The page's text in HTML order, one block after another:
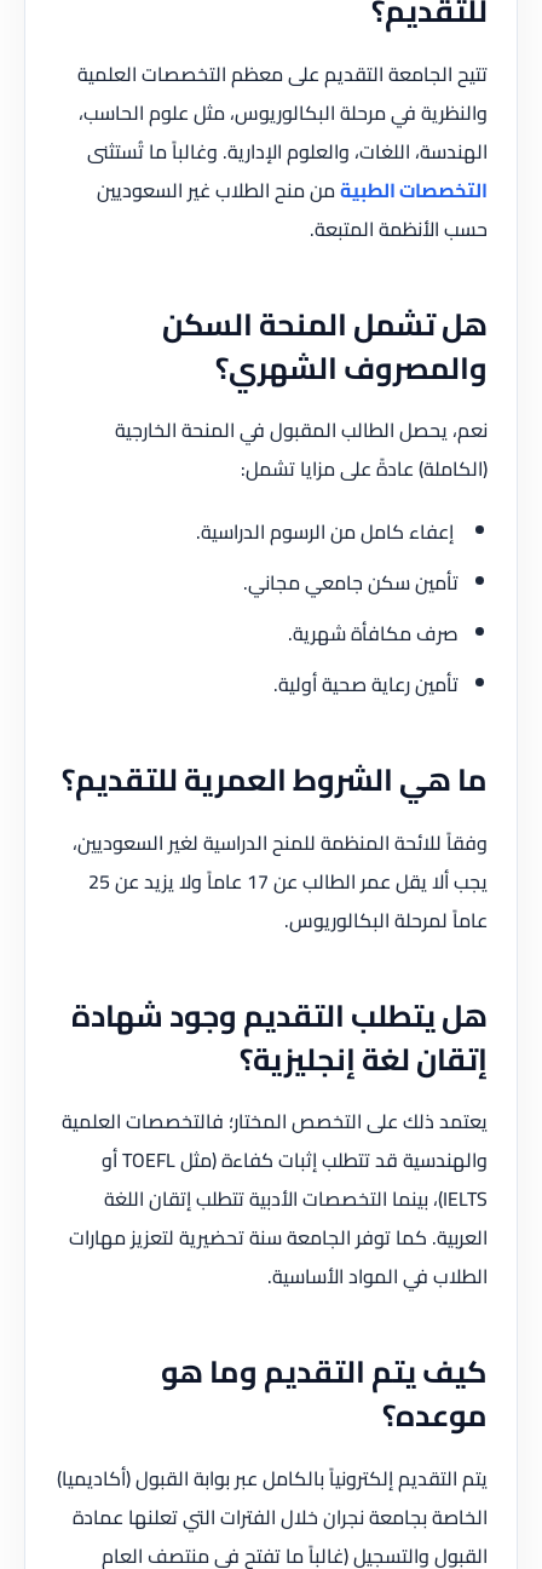
تتيح الجامعة التقديم على معظم التخصصات العلمية
والنظرية في مرحلة البكالوريوس، مثل علوم الحاسب،
الهندسة، اللغات، والعلوم الإدارية. وغالباً ما تُستثنى
التخصصات الطبيةمن منح الطلاب غير السعوديين
حسب الأنظمة المتبعة.
هل تشمل المنحة السكن
والمصروف الشهري؟
نعم، يحصل الطالب المقبول في المنحة الخارجية
(الكاملة) عادةً على مزايا تشمل:
إعفاء كامل من الرسوم الدراسية.
تأمين سكن جامعي مجاني.
صرف مكافأة شهرية.
تأمين رعاية صحية أولية.
ما هي الشروط العمرية للتقديم؟
وفقاً للائحة المنظمة للمنح الدراسية لغير السعوديين،
يجب ألا يقل عمر الطالب عن 17 عاماً ولا يزيد عن 25
عاماً لمرحلة البكالوريوس.
هل يتطلب التقديم وجود شهادة
إتقان لغة إنجليزية؟
يعتمد ذلك على التخصص المختار؛ فالتخصصات العلمية
والهندسية قد تتطلب إثبات كفاءة (مثل TOEFL أو
IELTS)، بينما التخصصات الأدبية تتطلب إتقان اللغة
العربية. كما توفر الجامعة سنة تحضيرية لتعزيز مهارات
الطلاب في المواد الأساسية.
كيف يتم التقديم وما هو
موعده؟
يتم التقديم إلكترونياً بالكامل عبر بوابة القبول (أكاديميا)
الخاصة بجامعة نجران خلال الفترات التي تعلنها عمادة
القبول والتسجيل (غالباً ما تفتح في منتصف العام